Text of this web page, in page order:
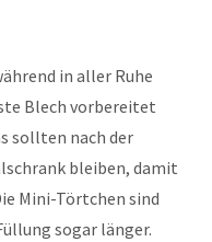
in aller Ruhe
Blech vorbereitet
sollten nach der
bleiben, damit
Mini-Törtchen sind
sogar länger.